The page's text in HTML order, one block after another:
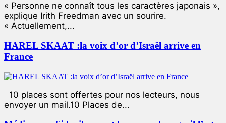
« Personne ne connaît tous les caractères japonais »,
explique Irith Freedman avec un sourire.
« Actuellement,...
HAREL SKAAT :la voix d’or d’Israël arrive en
France
10 places sont offertes pour nos lecteurs, nous
envoyer un mail.10 Places de...